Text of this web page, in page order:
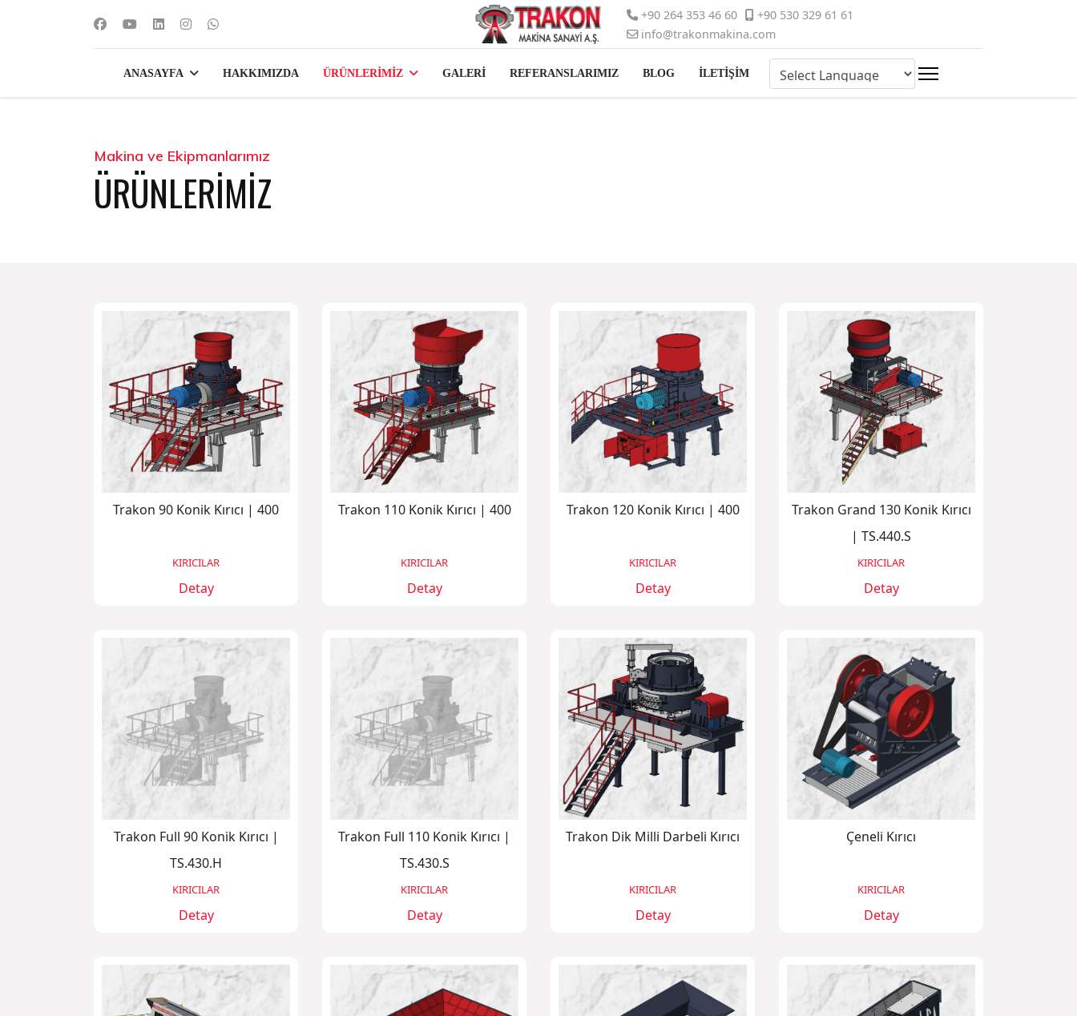
+90 264 353 46 60
+90 530 329 61 61
info@trakonmakina.com
ANASAYFA HAKKIMIZDA ÜRÜNLERİMİZ GALERİ REFERANSLARIMIZ BLOG İLETİŞİM
Makina ve Ekipmanlarımız
ÜRÜNLERİMİZ
Trakon 90 Konik Kırıcı | 400
KIRICILAR
Detay
Trakon 110 Konik Kırıcı | 400
KIRICILAR
Detay
Trakon 120 Konik Kırıcı | 400
KIRICILAR
Detay
Trakon Grand 130 Konik Kırıcı
| TS.440.S
KIRICILAR
Detay
Trakon Full 90 Konik Kırıcı |
TS.430.H
KIRICILAR
Detay
Trakon Full 110 Konik Kırıcı |
TS.430.S
KIRICILAR
Detay
Trakon Dik Milli Darbeli Kırıcı
KIRICILAR
Detay
Çeneli Kırıcı
KIRICILAR
Detay